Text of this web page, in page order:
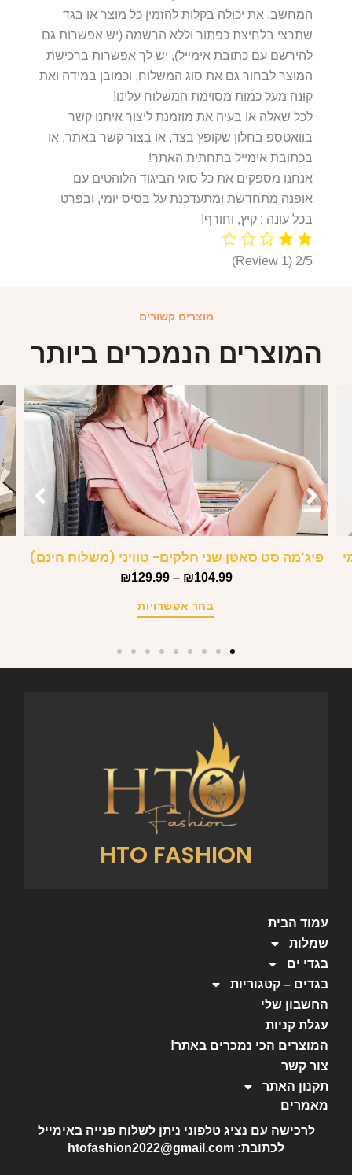
המחשב, את יכולה בקלות להזמין כל מוצר או בגד
שתרצי בלחיצת כפתור וללא הרשמה (יש אפשרות גם
להירשם עם כתובת אימייל), יש לך אפשרות ברכישת
המוצר לבחור גם את סוג המשלוח, וכמובן במידה ואת
קונה מעל כמות מסוימת המשלוח עלינו!
לכל שאלה או בעיה את מוזמנת ליצור איתנו קשר
בוואטספ בחלון שקופץ בצד, או בצור קשר באתר, או
בכתובת אימייל בתחתית האתר!
אנחנו מספקים את כל סוגי הביגוד הלוהטים עם
אופנה מתחדשת ומתעדכנת על בסיס יומי, ובפרט
בכל עונה : קיץ, וחורף!
2/5
(1 Review)
מוצרים קשורים
המוצרים הנמכרים ביותר
פיג’מה סט סאטן שני חלקים- טוויני (משלוח חינם)
₪104.99
–
₪129.99
בחר אפשרויות
HTO FASHION
עמוד הבית
שמלות
בגדי ים
בגדים – קטגוריות
החשבון שלי
עגלת קניות
המוצרים הכי נמכרים באתר!
צור קשר
תקנון האתר
מאמרים
לרכישה עם נציג טלפוני ניתן לשלוח פנייה באימייל
לכתובת: htofashion2022@gmail.com